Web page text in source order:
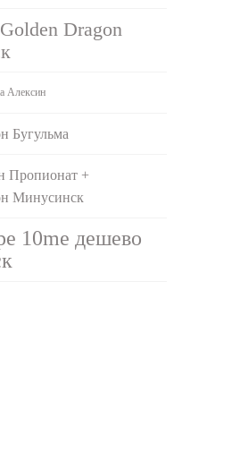
Dragon
Алексин
Бугульма
Пропионат +
Минусинск
10me дешево